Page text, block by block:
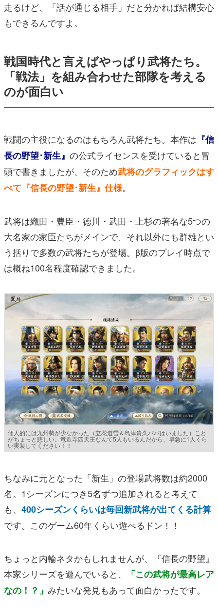
走るけど、「話が通じる相手」だと分かれば結構安心
もできるんですよ。
戦国時代と言えばやっぱり武将たち。
「戦法」を組み合わせた部隊を考える
のが面白い
戦闘の主役になるのはもちろん武将たち。本作は 『信
長の野望･新生』 の公式ライセンスを受けていると冒
頭で書きましたが、そのため武将のグラフィックはす
べて『信長の野望･新生』仕様。
武将は織田・豊臣・徳川・武田・上杉の著名な5つの
大名家の家臣たちがメインで、それ以外にも群雄とい
う括りで多数の武将たちが登場。β版のプレイ時点で
は概ね100名程度確認できました。
個人的には九州勢が少なかった（立花道雪＆島津貴久パパはいました）こと
がちょっと悲しい。竜造寺四天王なんて5人もいるんだから、早急に1人くら
い実装してください！！
ちなみに元となった「新生」の登場武将数は約2000
名。1シーズンにつき5名ずつ追加されると考えて
も、 400シーズンくらいは毎回新武将が出てくる計算
です。このゲーム60年くらい遊べるドン！！
ちょっと内輪ネタかもしれませんが、『信長の野望』
本家シリーズを遊んでいると、
「この武将が最高レア
なの！？」 みたいな発見もあって面白かったです。